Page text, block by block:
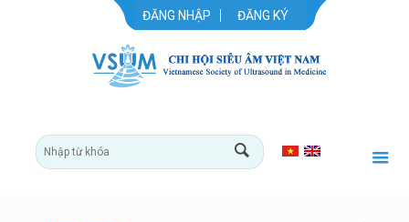
ĐĂNG NHẬP ĐĂNG KÝ